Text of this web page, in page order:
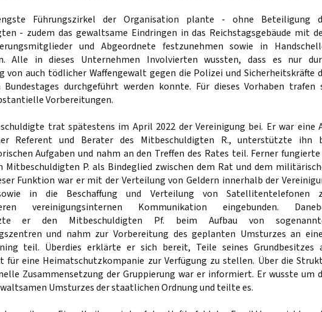
Führungszirkel der Organisation plante - ohne Beteiligung
- zudem das gewaltsame Eindringen in das Reichstagsgebäude mit
und Abgeordnete festzunehmen sowie in
Alle in dieses Unternehmen Involvierten wussten, dass es nur
von auch tödlicher Waffengewalt gegen die Polizei und Sicherheitskräfte
Bundestages durchgeführt werden konnte. Für dieses Vorhaben trafen
Vorbereitungen.
trat spätestens im April 2022 der Vereinigung bei. Er war eine
Referent und Berater des Mitbeschuldigten R., unterstützte ihn
Aufgaben und nahm an den Treffen des Rates teil. Ferner
Mitbeschuldigten P. als Bindeglied zwischen dem Rat und dem
Funktion war er mit der Verteilung von Geldern innerhalb der
in die Beschaffung und Verteilung von Satellitentelefonen
vereinigungsinternen Kommunikation eingebunden.
er den Mitbeschuldigten Pf. beim Aufbau von
und nahm zur Vorbereitung des geplanten Umsturzes an
teil. Überdies erklärte er sich bereit, Teile seines Grundbesitzes
für eine Heimatschutzkompanie zur Verfügung zu stellen. Über die
Zusammensetzung der Gruppierung war er informiert. Er wusste um
Umsturzes der staatlichen Ordnung und teilte es.